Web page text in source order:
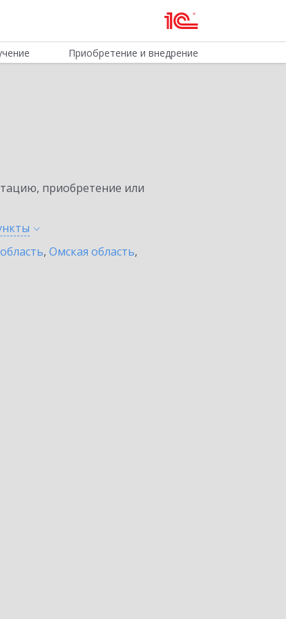
Приобретение и внедрение
приобретение или
, Омская область,